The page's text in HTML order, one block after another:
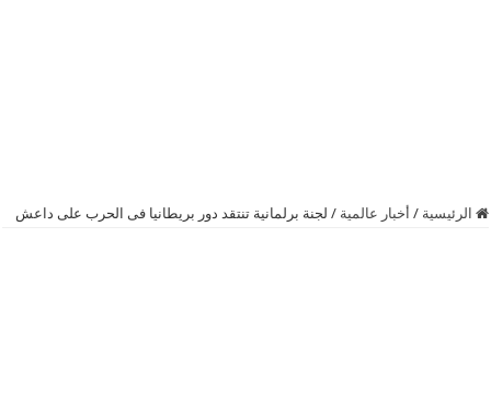
الرئيسية / أخبار عالمية / لجنة برلمانية تنتقد دور بريطانيا فى الحرب على داعش